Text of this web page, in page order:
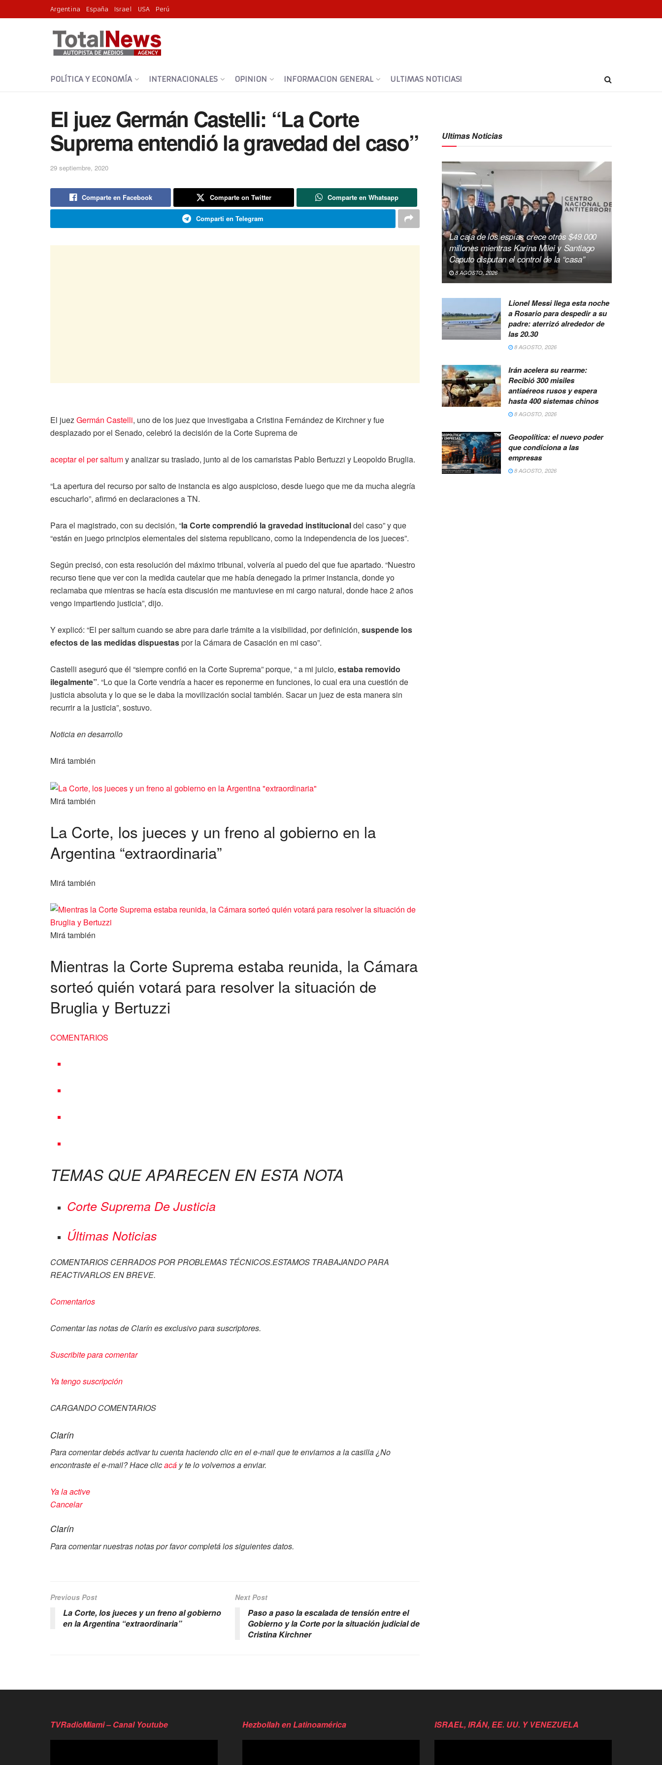
Argentina España Israel USA Perú
POLÍTICA Y ECONOMÍA INTERNACIONALES OPINION INFORMACION GENERAL ULTIMAS NOTICIAS!
El juez Germán Castelli: “La Corte
Suprema entendió la gravedad del caso”
29 septiembre, 2020
Comparte en Facebook Comparte on Twitter Comparte en Whatsapp
Comparti en Telegram
El juezGermán Castelli, uno de los juez que investigaba a Cristina Fernández de Kirchner y fue
desplazado por el Senado, celebró la decisión de la Corte Suprema de
aceptar el per saltumy analizar su traslado, junto al de los camaristas Pablo Bertuzzi y Leopoldo Bruglia.
“La apertura del recurso por salto de instancia es algo auspicioso, desde luego que me da mucha alegría
escucharlo”, afirmó en declaraciones a TN.
Para el magistrado, con su decisión, “la Corte comprendió la gravedad institucionaldel caso” y que
“están en juego principios elementales del sistema republicano, como la independencia de los jueces”.
Según precisó, con esta resolución del máximo tribunal, volvería al puedo del que fue apartado. “Nuestro
recurso tiene que ver con la medida cautelar que me había denegado la primer instancia, donde yo
reclamaba que mientras se hacía esta discusión me mantuviese en mi cargo natural, donde hace 2 años
vengo impartiendo justicia”, dijo.
Y explicó: “El per saltum cuando se abre para darle trámite a la visibilidad, por definición, suspende los
efectos de las medidas dispuestaspor la Cámara de Casación en mi caso”.
Castelli aseguró que él “siempre confió en la Corte Suprema” porque, “ a mi juicio, estaba removido
ilegalmente”. “Lo que la Corte vendría a hacer es reponerme en funciones, lo cual era una cuestión de
justicia absoluta y lo que se le daba la movilización social también. Sacar un juez de esta manera sin
recurrir a la justicia”, sostuvo.
Noticia en desarrollo
Mirá también
Mirá también
La Corte, los jueces y un freno al gobierno en la
Argentina “extraordinaria”
Mirá también
Mirá también
Mientras la Corte Suprema estaba reunida, la Cámara
sorteó quién votará para resolver la situación de
Bruglia y Bertuzzi
COMENTARIOS
TEMAS QUE APARECEN EN ESTA NOTA
Corte Suprema De Justicia
Últimas Noticias
COMENTARIOS CERRADOS POR PROBLEMAS TÉCNICOS.ESTAMOS TRABAJANDO PARA
REACTIVARLOS EN BREVE.
Comentarios
Comentar las notas de Clarín es exclusivo para suscriptores.
Suscribite para comentar
Ya tengo suscripción
CARGANDO COMENTARIOS
Clarín
Para comentar debés activar tu cuenta haciendo clic en el e-mail que te enviamos a la casilla¿No
encontraste el e-mail? Hace clicacá y te lo volvemos a enviar.
Ya la active
Cancelar
Clarín
Para comentar nuestras notas por favor completá los siguientes datos.
Previous Post
La Corte, los jueces y un freno al gobierno
en la Argentina “extraordinaria”
Next Post
Paso a paso la escalada de tensión entre el
Gobierno y la Corte por la situación judicial de
Cristina Kirchner
Ultimas Noticias
La caja de los espías crece otros $49.000
millones mientras Karina Milei y Santiago
Caputo disputan el control de la “casa”
8 AGOSTO, 2026
Lionel Messi llega esta noche
a Rosario para despedir a su
padre: aterrizó alrededor de
las 20.30
8 AGOSTO, 2026
Irán acelera su rearme:
Recibió 300 misiles
antiaéreos rusos y espera
hasta 400 sistemas chinos
8 AGOSTO, 2026
Geopolítica: el nuevo poder
que condiciona a las
empresas
8 AGOSTO, 2026
TVRadioMiami – Canal Youtube Hezbollah en Latinoamérica ISRAEL, IRÁN, EE. UU. Y VENEZUELA